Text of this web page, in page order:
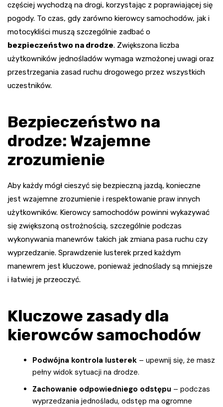
częściej wychodzą na drogi, korzystając z poprawiającej się
pogody. To czas, gdy zarówno kierowcy samochodów, jak i
motocykliści muszą szczególnie zadbać o
bezpieczeństwo na drodze. Zwiększona liczba
użytkowników jednośladów wymaga wzmożonej uwagi oraz
przestrzegania zasad ruchu drogowego przez wszystkich
uczestników.
Bezpieczeństwo na
drodze: Wzajemne
zrozumienie
Aby każdy mógł cieszyć się bezpieczną jazdą, konieczne
jest wzajemne zrozumienie i respektowanie praw innych
użytkowników. Kierowcy samochodów powinni wykazywać
się zwiększoną ostrożnością, szczególnie podczas
wykonywania manewrów takich jak zmiana pasa ruchu czy
wyprzedzanie. Sprawdzenie lusterek przed każdym
manewrem jest kluczowe, ponieważ jednoślady są mniejsze
i łatwiej je przeoczyć.
Kluczowe zasady dla
kierowców samochodów
Podwójna kontrola lusterek – upewnij się, że masz
pełny widok sytuacji na drodze.
Zachowanie odpowiedniego odstępu – podczas
wyprzedzania jednośladu, odstęp ma ogromne